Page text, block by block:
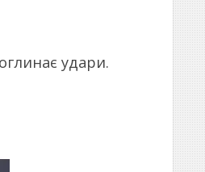
удари.